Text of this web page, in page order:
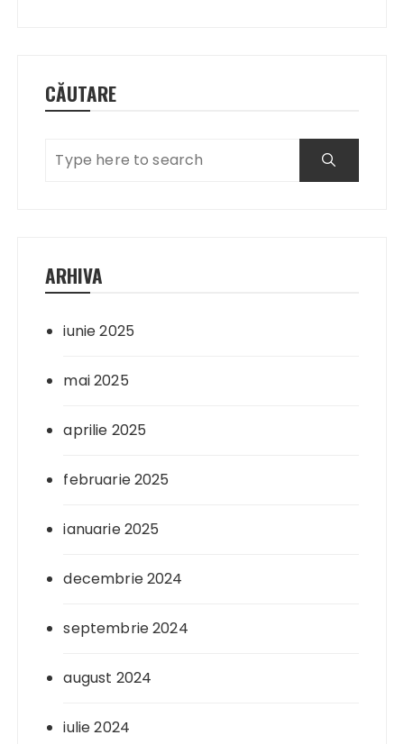
CĂUTARE
ARHIVA
iunie 2025
mai 2025
aprilie 2025
februarie 2025
ianuarie 2025
decembrie 2024
septembrie 2024
august 2024
iulie 2024